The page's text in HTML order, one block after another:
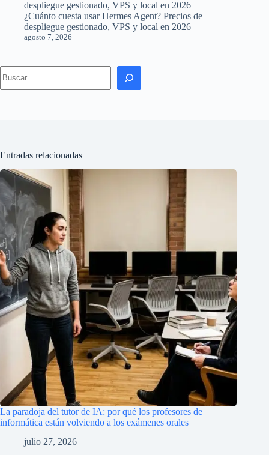
¿Cuánto cuesta usar Hermes Agent? Precios de
despliegue gestionado, VPS y local en 2026
agosto 7, 2026
Search
Entradas relacionadas
La paradoja del tutor de IA: por qué los profesores de
informática están volviendo a los exámenes orales
julio 27, 2026